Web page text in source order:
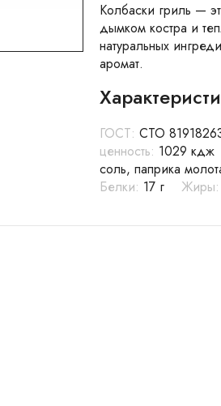
Колбаски гриль —
дымком костра и
натуральных
аромат.
ГОСТ: СТО
ценность: 1029 кдж
соль, паприка
Белки: 17 г Жиры: